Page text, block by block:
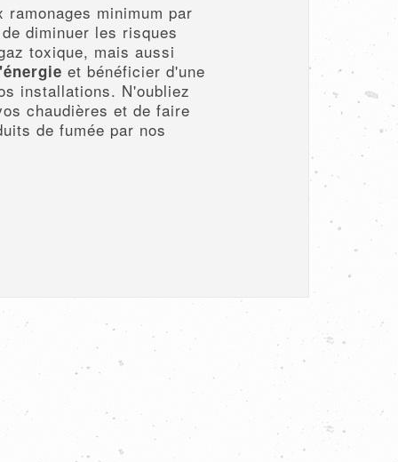
minimum par
diminuer les risques
toxique, mais aussi
et bénéficier d'une
installations. N'oubliez
chaudières et de faire
de fumée par nos